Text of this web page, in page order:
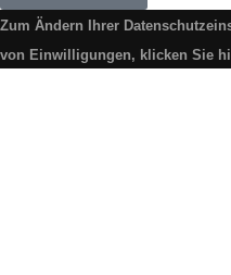
Zum Ändern Ihrer
von Einwilligungen, klicken Sie